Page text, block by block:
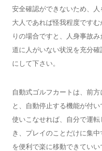
安全確認ができないため、人
大人であれば怪我程度です
りの場合ですと、人身事故
道に人がいない状況を充分
にして下さい。
自動式ゴルフカートは、前
と、自動停止する機能が付
使いこなせれば、自分で運
き、プレイのことだけに集
を便利で楽に移動できてい